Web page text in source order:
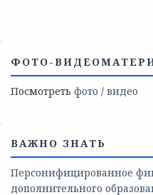
ФОТО-
Посмотреть фото / видео
ВАЖНО ЗНАТЬ
Персонифицированное
дополнительного